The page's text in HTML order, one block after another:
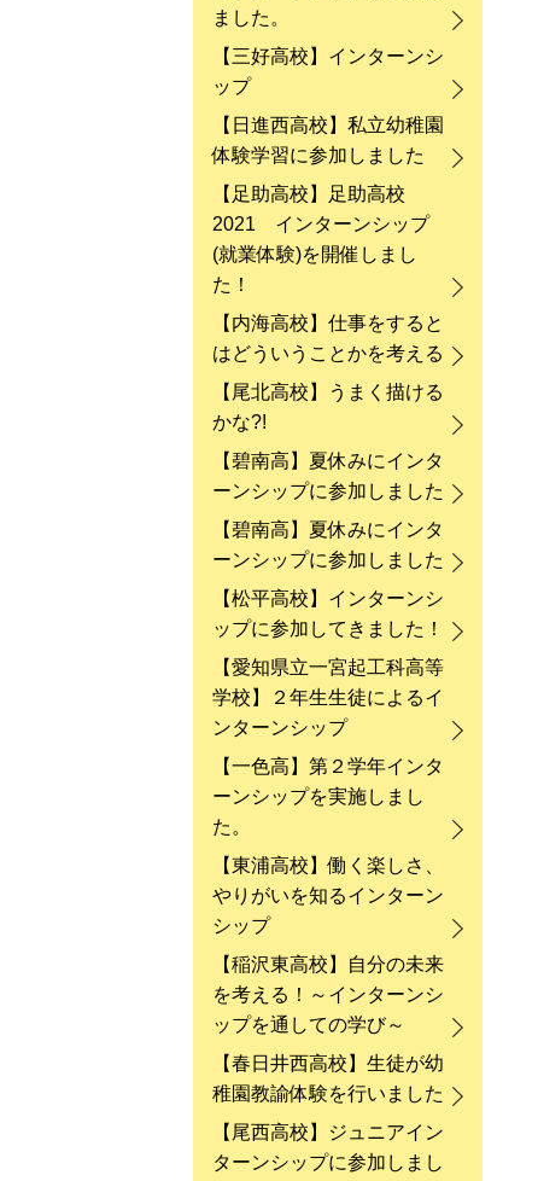
ました。
【三好高校】インターンシ
ップ
【日進西高校】私立幼稚園
体験学習に参加しました
【足助高校】足助高校
2021 インターンシップ
(就業体験)を開催しまし
た！
【内海高校】仕事をすると
はどういうことかを考える
【尾北高校】うまく描ける
かな?!
【碧南高】夏休みにインタ
ーンシップに参加しました
【碧南高】夏休みにインタ
ーンシップに参加しました
【松平高校】インターンシ
ップに参加してきました！
【愛知県立一宮起工科高等
学校】２年生生徒によるイ
ンターンシップ
【一色高】第２学年インタ
ーンシップを実施しまし
た。
【東浦高校】働く楽しさ、
やりがいを知るインターン
シップ
【稲沢東高校】自分の未来
を考える！～インターンシ
ップを通しての学び～
【春日井西高校】生徒が幼
稚園教諭体験を行いました
【尾西高校】ジュニアイン
ターンシップに参加しまし